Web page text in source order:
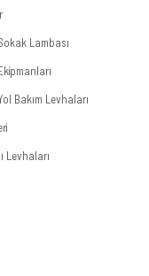
Lambası
Bakım Levhaları
Levhaları